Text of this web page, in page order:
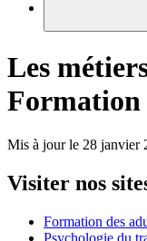
Les
Formation
Mis à jour le 28 janvier
Visiter nos
Formation des